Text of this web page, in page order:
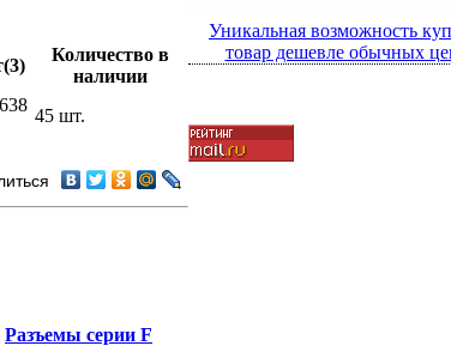
Количество в
наличии
45 шт.
Разъемы серии F
Уникальная возможность
товар дешевле обычных